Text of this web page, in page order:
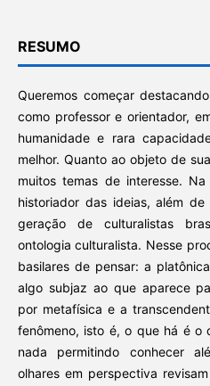
RESUMO
Queremos começar
como professor e orientador,
humanidade e rara
melhor. Quanto ao objeto de
muitos temas de interesse.
historiador das ideias, além
geração de culturalistas
ontologia culturalista. Nesse
basilares de pensar: a
algo subjaz ao que aparece
por metafísica e a
fenômeno, isto é, o que há é o
nada permitindo conhecer
olhares em perspectiva